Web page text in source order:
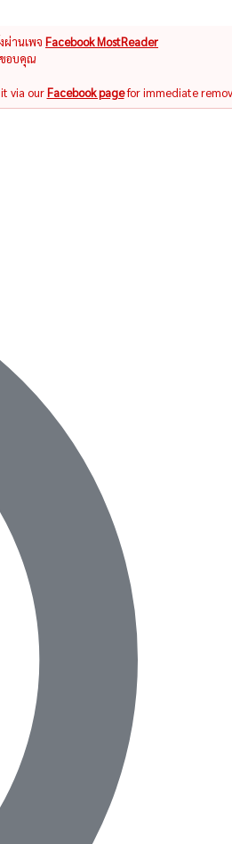
ผ่านเพจ Facebook MostReader
อบคุณ
via ourFacebook pagefor immediate